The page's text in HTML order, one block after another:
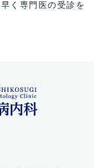
く専門医の受診を